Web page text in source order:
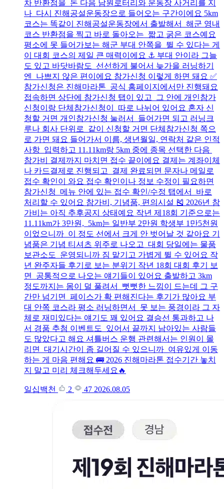
차 반환점을 돈 다음 남원로터리와 운동장 사거리를 지
나 다시 진해공설운동장으로 들어오는 구간이에요 5km
코스는 똑같이 진해공설운동장에서 출발해서 해군 영내
코스 반환점을 찍고 바로 돌아오는 짧고 굵은 코스예요
평소에 못 들어가보는 해군 부대 안쪽을 뛸 수 있다는 게
이 대회 코스의 제일 큰 매력이에요 ⚓ 부대 안이라 그늘
도 있고 바닷바람도 선선하게 불어서 늦가을 러닝하기
엔 나쁘지 않은 편이에요 참가신청 이렇게 하면 돼요 ✅
참가신청은 진해마라톤 공식 홈페이지에서만 진행돼요
접속하면 상단에 참가신청 탭이 있고 그 안에 개인참가
신청이랑 단체참가신청이 따로 나뉘어 있어요 혼자 신
청할 거면 개인참가신청 눌러서 들어가면 되고 러닝크
루나 회사 단위로 같이 신청할 거면 단체참가신청 쪽으
로 가면 돼요 들어가서 이름, 생년월일, 연락처 같은 인적
사항 입력하고 11.11km랑 5km 중에 종목 선택한 다음
참가비 결제까지 마치면 접수 끝이에요 결제는 계좌이체
나 카드결제로 진행되고 결제 완료되면 문자나 메일로
접수 확인이 와요 접수 확인이나 정보 수정이 필요하면
참가신청 메뉴 안에 있는 접수 확인/수정 탭에서 바로
처리할 수 있어요 참가비, 기념품, 편의시설 🎽 2026년 참
가비는 아직 추후공지 상태예요 작년 제18회 기준으로는
11.11km가 3만원, 5km는 일반부 2만원 학생부 1만5천원
이었으니까 이 정도 선에서 크게 안 벗어날 것 같아요 기
념품은 기념 티셔츠 위주로 나오고 대회 당일에는 물품
보관소도 운영되니까 짐 맡기고 가볍게 뛸 수 있어요 작
년 완주자들 후기로 보는 분위기 작년 18회 대회 후기 보
면 공통적으로 나오는 얘기들이 있어요 출발하고 3km
정도까지는 몸이 덜 풀려서 뻣뻣한 느낌이 드는데 그 구
간만 넘기면 페이스가 확 편해진다는 후기가 많아요 부
대 안쪽 코스라 평소 러닝하면서 못 보는 풍경이라 그 자
체로 재미있다는 얘기도 꽤 있어요 결승선 통과하고 나
서 경품 추첨 이벤트도 있어서 끝까지 남아있는 사람들
도 많았다고 해요 셔틀버스 운행 관련해서는 인원이 몰
리면 대기시간이 좀 길어질 수 있으니까 여유있게 이동
하는 게 마음 편해요 🚌 2026 진해마라톤 접수기간 놓치
지 말고 미리 체크해두세요🔥
일십백천 2 47 2026.08.05